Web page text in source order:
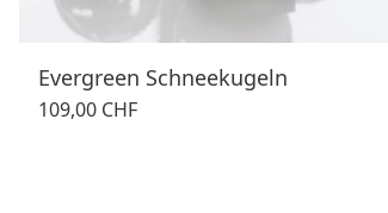
Evergreen Schneekugeln
109,00 CHF